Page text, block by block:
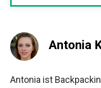
Antonia
Antonia ist